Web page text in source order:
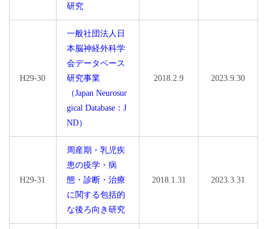
研究
H29-30
一般社団法人日
本脳神経外科学
会データベース
研究事業
（Japan Neurosur
gical Database：J
ND）
2018.2.9 2023.9.30
H29-31
周産期・乳児疾
患の疫学・病
態・診断・治療
に関する包括的
な後ろ向き研究
2018.1.31 2023.3.31